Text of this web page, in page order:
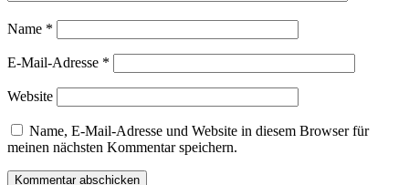
Name *
E-Mail-Adresse *
Website
Name, E-Mail-Adresse und Website in diesem Browser für
meinen nächsten Kommentar speichern.